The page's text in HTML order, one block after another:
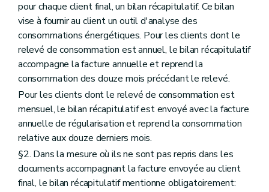
pour chaque client final, un bilan récapitulatif. Ce bilan
vise à fournir au client un outil d'analyse des
consommations énergétiques. Pour les clients dont le
relevé de consommation est annuel, le bilan récapitulatif
accompagne la facture annuelle et reprend la
consommation des douze mois précédant le relevé.
Pour les clients dont le relevé de consommation est
mensuel, le bilan récapitulatif est envoyé avec la facture
annuelle de régularisation et reprend la consommation
relative aux douze derniers mois.
§2. Dans la mesure où ils ne sont pas repris dans les
documents accompagnant la facture envoyée au client
final, le bilan récapitulatif mentionne obligatoirement: